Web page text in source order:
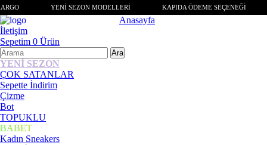
YENİ SEZON MODELLERİ KAPIDA ÖDEME SEÇENEĞİ
Anasayfa
İletişim
Sepetim 0 Ürün
YENİ SEZON
ÇOK SATANLAR
Sepette İndirim
Çizme
Bot
TOPUKLU
BABET
Kadın Sneakers